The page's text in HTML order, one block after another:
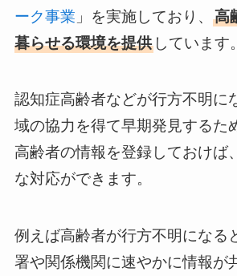
ーク事業 」を実施しており、 高
暮らせる環境を提供しています。
認知症高齢者などが行方不明に
域の協力を得て早期発見するた
高齢者の情報を登録しておけば
な対応ができます。
例えば高齢者が行方不明になる
署や関係機関に速やかに情報が